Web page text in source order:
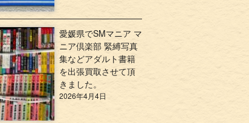
愛媛県でSMマニア マ
ニア倶楽部 緊縛写真
集などアダルト書籍
を出張買取させて頂
きました。
2026年4月4日